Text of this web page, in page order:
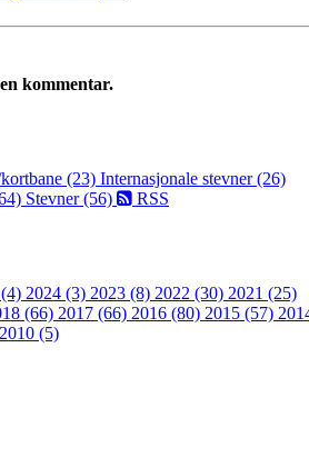
kommentar.
(23) Internasjonale stevner (26)
Stevner (56) RSS
2024 (3) 2023 (8) 2022 (30) 2021 (25)
(66) 2017 (66) 2016 (80) 2015 (57)
2010 (5)